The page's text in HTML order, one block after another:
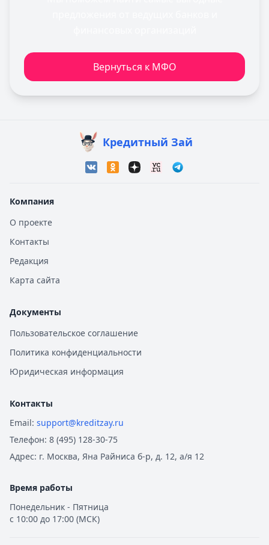
Вернуться к МФО
Кредитный Зай
Компания
О проекте
Контакты
Редакция
Карта сайта
Документы
Пользовательское соглашение
Политика конфиденциальности
Юридическая информация
Контакты
Email: support@kreditzay.ru
Телефон: 8 (495) 128-30-75
Адрес: г. Москва, Яна Райниса б-р, д. 12, а/я 12
Время работы
Понедельник - Пятница
с 10:00 до 17:00 (МСК)